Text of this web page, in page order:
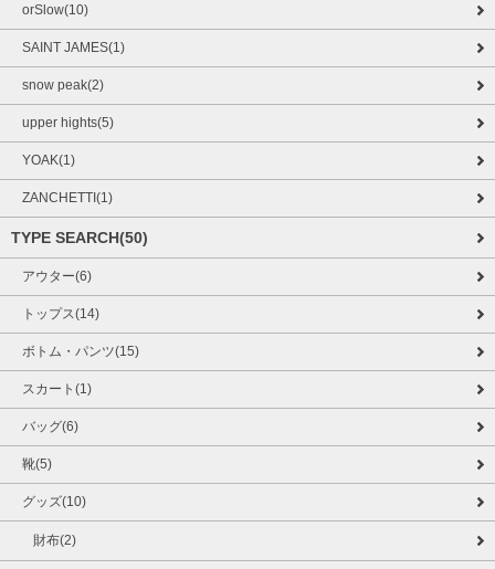
orSlow(10)
SAINT JAMES(1)
snow peak(2)
upper hights(5)
YOAK(1)
ZANCHETTI(1)
TYPE SEARCH(50)
アウター(6)
トップス(14)
ボトム・パンツ(15)
スカート(1)
バッグ(6)
靴(5)
グッズ(10)
財布(2)